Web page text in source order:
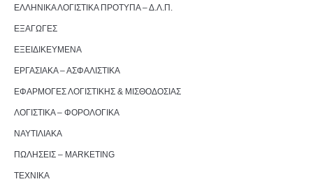
ΕΛΛΗΝΙΚΑ ΛΟΓΙΣΤΙΚΑ ΠΡΟΤΥΠΑ – Δ.Λ.Π.
ΕΞΑΓΩΓΕΣ
ΕΞΕΙΔΙΚΕΥΜΕΝΑ
ΕΡΓΑΣΙΑΚΑ – ΑΣΦΑΛΙΣΤΙΚΑ
ΕΦΑΡΜΟΓΕΣ ΛΟΓΙΣΤΙΚΗΣ & ΜΙΣΘΟΔΟΣΙΑΣ
ΛΟΓΙΣΤΙΚΑ – ΦΟΡΟΛΟΓΙΚΑ
ΝΑΥΤΙΛΙΑΚΑ
ΠΩΛΗΣΕΙΣ – MARKETING
ΤΕΧΝΙΚΑ